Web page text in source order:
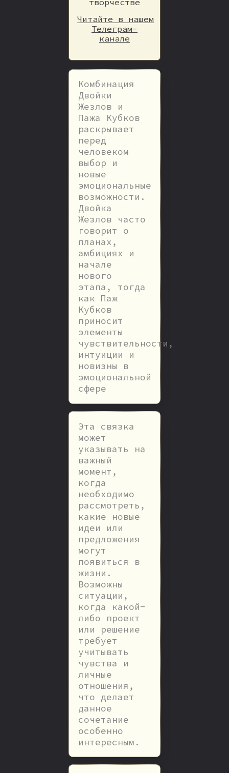
Читайте в нашем
Телеграм-
канале
Комбинация
Двойки
Жезлов и
Пажа Кубков
раскрывает
перед
человеком
выбор и
новые
эмоциональные
возможности.
Двойка
Жезлов часто
говорит о
планах,
амбициях и
начале
нового
этапа, тогда
как Паж
Кубков
приносит
элементы
чувствительности,
интуиции и
новизны в
эмоциональной
сфере
Эта связка
может
указывать на
важный
момент,
когда
необходимо
рассмотреть,
какие новые
идеи или
предложения
могут
появиться в
жизни.
Возможны
ситуации,
когда какой-
либо проект
или решение
требует
учитывать
чувства и
личные
отношения,
что делает
данное
сочетание
особенно
интересным.